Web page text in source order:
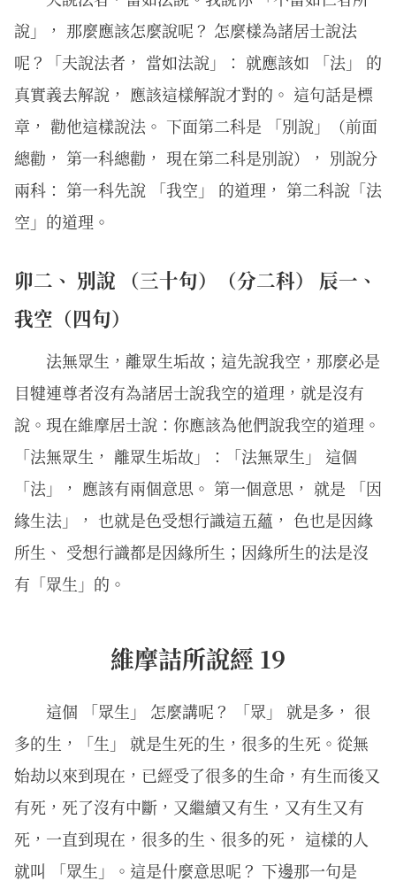
說」， 那麼應該怎麼說呢？ 怎麼樣為諸居士說法
呢？「夫說法者， 當如法說」： 就應該如 「法」 的
真實義去解說， 應該這樣解說才對的。 這句話是標
章， 勸他這樣說法。 下面第二科是 「別說」（前面
總勸， 第一科總勸， 現在第二科是別說）， 別說分
兩科： 第一科先說 「我空」 的道理， 第二科說「法
空」的道理。
卯二、 別說 （三十句）（分二科） 辰一、
我空（四句）
法無眾生，離眾生垢故；這先說我空，那麼必是
目犍連尊者沒有為諸居士說我空的道理，就是沒有
說。現在維摩居士說：你應該為他們說我空的道理。
「法無眾生， 離眾生垢故」：「法無眾生」 這個
「法」， 應該有兩個意思。 第一個意思， 就是 「因
緣生法」， 也就是色受想行識這五蘊， 色也是因緣
所生、 受想行識都是因緣所生；因緣所生的法是沒
有「眾生」的。
維摩詰所說經 19
這個 「眾生」 怎麼講呢？ 「眾」 就是多， 很
多的生，「生」 就是生死的生，很多的生死。從無
始劫以來到現在，已經受了很多的生命，有生而後又
有死，死了沒有中斷，又繼續又有生，又有生又有
死，一直到現在，很多的生、很多的死， 這樣的人
就叫 「眾生」。這是什麼意思呢？ 下邊那一句是